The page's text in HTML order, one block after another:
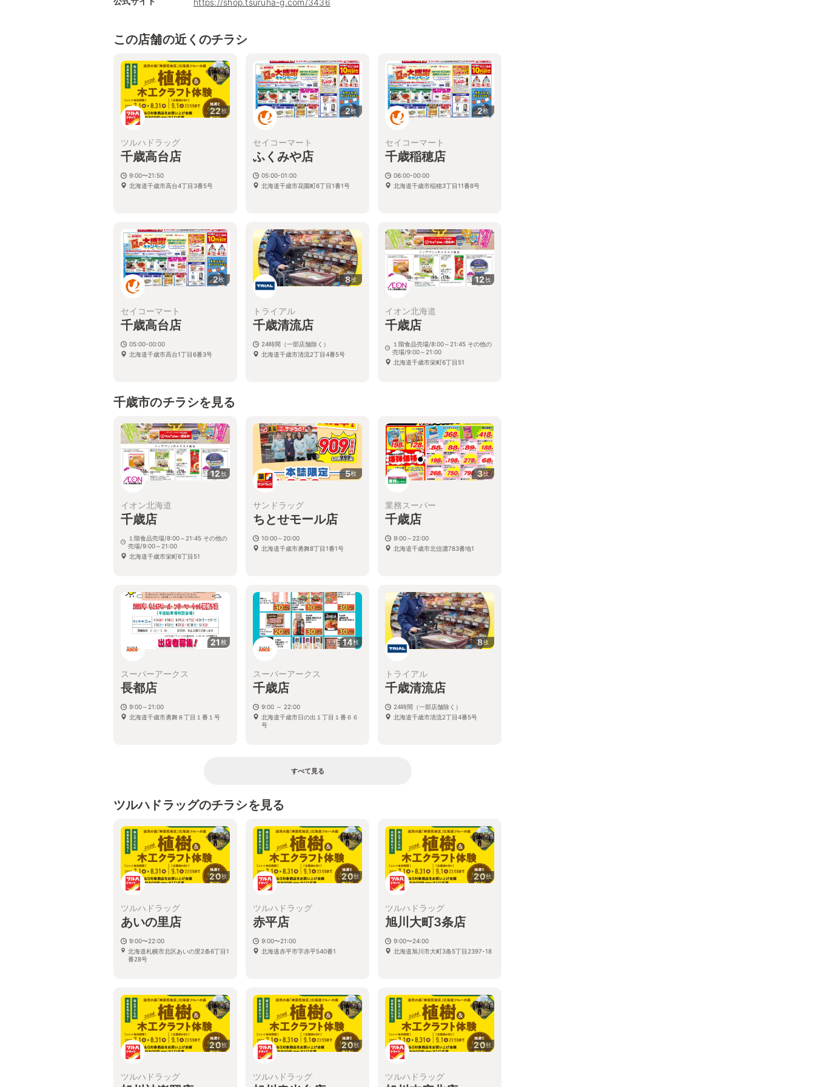
https://shop.tsuruha-g.com/3436
この店舗の近くのチラシ
22枚
ツルハドラッグ
千歳高台店
9:00〜21:50
北海道千歳市高台4丁目3番5号
2枚
セイコーマート
ふくみや店
05:00-01:00
北海道千歳市花園町6丁目1番1号
2枚
セイコーマート
千歳稲穂店
06:00-00:00
北海道千歳市稲穂3丁目11番8号
2枚
セイコーマート
千歳高台店
05:00-00:00
北海道千歳市高台1丁目6番3号
8枚
トライアル
千歳清流店
24時間（一部店舗除く）
北海道千歳市清流2丁目4番5号
12枚
イオン北海道
千歳店
１階食品売場/8:00～21:45 その他の
売場/9:00～21:00
北海道千歳市栄町6丁目51
千歳市のチラシを見る
12枚
イオン北海道
千歳店
１階食品売場/8:00～21:45 その他の
売場/9:00～21:00
北海道千歳市栄町6丁目51
5枚
サンドラッグ
ちとせモール店
10:00～20:00
北海道千歳市勇舞8丁目1番1号
3枚
業務スーパー
千歳店
9:00～22:00
北海道千歳市北信濃783番地1
21枚
スーパーアークス
長都店
9:00～21:00
北海道千歳市勇舞８丁目１番１号
14枚
スーパーアークス
千歳店
9:00 ～ 22:00
北海道千歳市日の出１丁目１番６６
号
8枚
トライアル
千歳清流店
24時間（一部店舗除く）
北海道千歳市清流2丁目4番5号
すべて見る
ツルハドラッグのチラシを見る
20枚
ツルハドラッグ
あいの里店
9:00〜22:00
北海道札幌市北区あいの里2条6丁目1
番28号
20枚
ツルハドラッグ
赤平店
9:00〜21:00
北海道赤平市字赤平540番1
20枚
ツルハドラッグ
旭川大町3条店
9:00〜24:00
北海道旭川市大町3条5丁目2397-18
20枚
ツルハドラッグ
20枚
ツルハドラッグ
20枚
ツルハドラッグ